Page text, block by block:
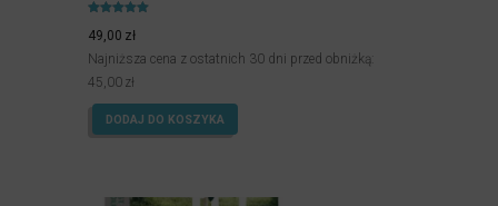
4.99
na 5.
49,00 zł
Najniższa cena z ostatnich 30 dni przed obniżką:
45,00 zł
DODAJ DO KOSZYKA